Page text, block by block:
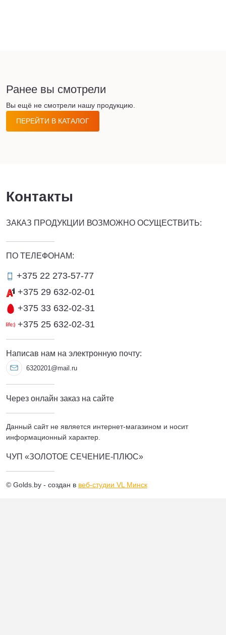
Ранее вы смотрели
Вы ещё не смотрели нашу продукцию.
ПЕРЕЙТИ В КАТАЛОГ
Контакты
ЗАКАЗ ПРОДУКЦИИ ВОЗМОЖНО ОСУЩЕСТВИТЬ:
ПО ТЕЛЕФОНАМ:
+375 22 273-57-77
+375 29 632-02-01
+375 33 632-02-31
+375 25 632-02-31
Написав нам на электронную почту:
6320201@mail.ru
Через онлайн заказ на сайте
Данный сайт не является интернет-магазином и носит
информационный характер.
ЧУП «ЗОЛОТОЕ СЕЧЕНИЕ-ПЛЮС»
© Golds.by - создан в веб-студии VL Минск